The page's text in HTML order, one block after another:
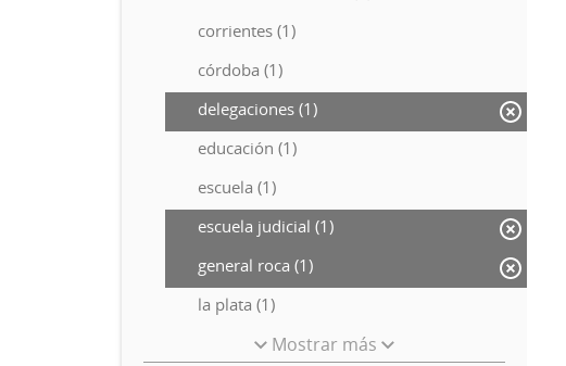
corrientes (1)
córdoba (1)
delegaciones (1)
educación (1)
escuela (1)
escuela judicial (1)
general roca (1)
la plata (1)
Mostrar más